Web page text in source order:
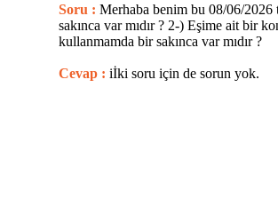
Soru : Merhaba benim bu 08/06/
sakınca var mıdır ? 2-) Eşime ait bir
kullanmamda bir sakınca var mıdır ?
Cevap : iİki soru için de sorun yok.